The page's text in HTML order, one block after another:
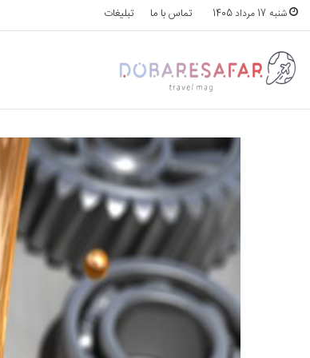
شنبه 17 مرداد 1405 تماس با ما تبلیغات